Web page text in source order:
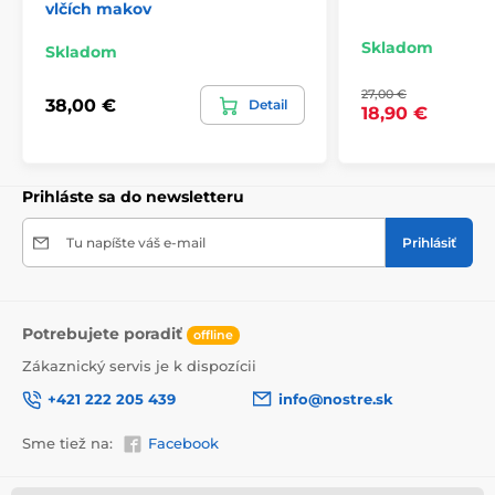
veľkosti, čo môže viesť k jeho miernemu orezaniu. Po
pozrieť presný náhľad. Každá tapeta sa skladá z pásov
širokých 49 cm.
vlčích makov
Skladom
38,00 € Detail
Skladom
27,00 €
18,90 €
Prihláste sa do newsletteru
Tu napíšte váš e-mail Prihlásiť
Potrebujete poradiť offline
Zákaznický servis je k dispozícii
+421 222 205 439
info@nostre.sk
Sme tiež na: Facebook